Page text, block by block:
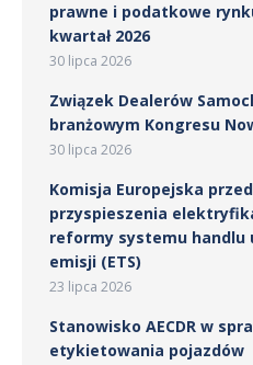
prawne i podatkowe
kwartał 2026
30 lipca 2026
Związek Dealerów
branżowym Kongresu
30 lipca 2026
Komisja Europejska
przyspieszenia
reformy systemu handlu
emisji (ETS)
23 lipca 2026
Stanowisko AECDR w
etykietowania pojazdów